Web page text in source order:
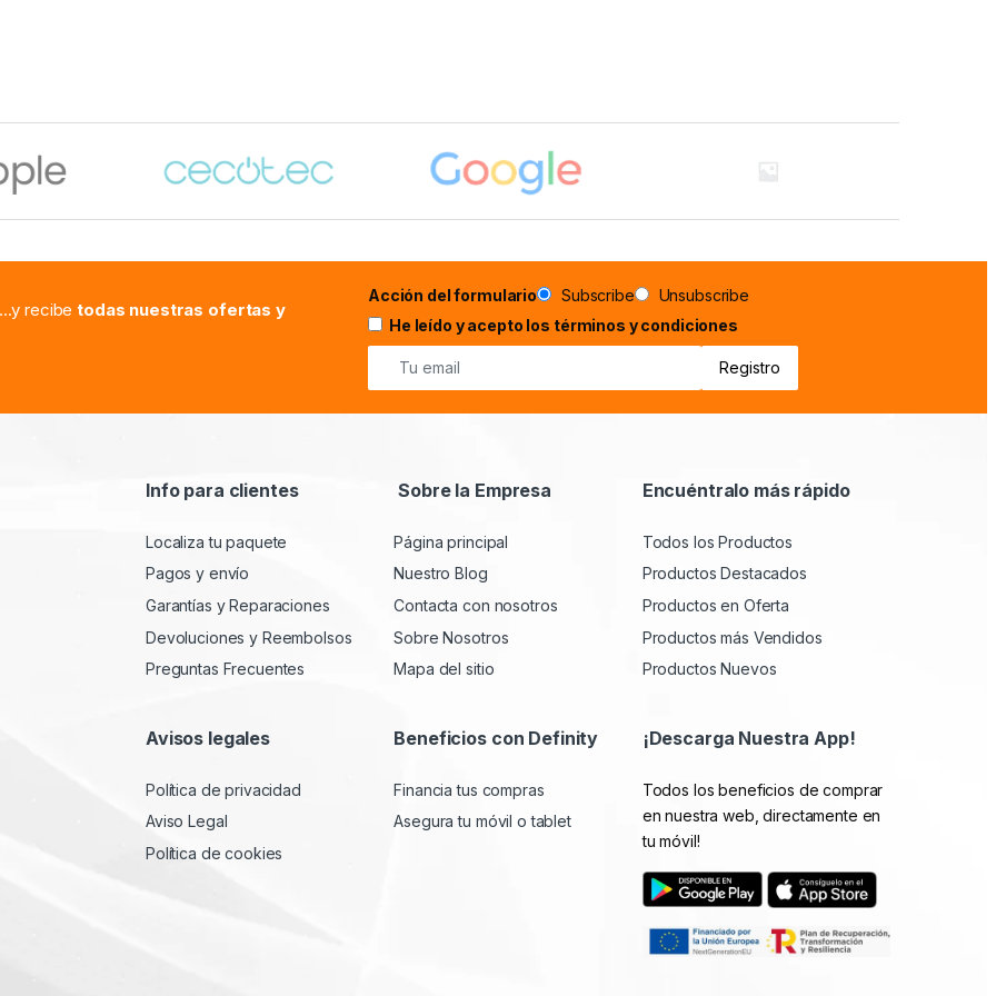
...y recibetodas nuestras ofertas y
Acción del formulario Subscribe
Unsubscribe
He leído y acepto los términos y condiciones
Info para clientes
Localiza tu paquete
Pagos y envío
Garantías y Reparaciones
Devoluciones y Reembolsos
Preguntas Frecuentes
Sobre la Empresa
Página principal
Nuestro Blog
Contacta con nosotros
Sobre Nosotros
Mapa del sitio
Encuéntralo más rápido
Todos los Productos
Productos Destacados
Productos en Oferta
Productos más Vendidos
Productos Nuevos
Avisos legales
Política de privacidad
Aviso Legal
Política de cookies
Beneficios con Definity
Financia tus compras
Asegura tu móvil o tablet
¡Descarga Nuestra App!
Todos los beneficios de comprar
en nuestra web, directamente en
tu móvil!